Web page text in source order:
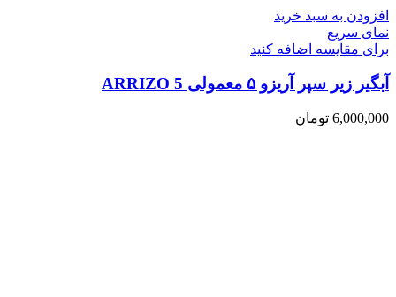
افزودن به سبد خرید
نمای سریع
برای مقایسه اضافه کنید
آبگیر زیر سپر آریزو ۵ معمولی ARRIZO 5
6,000,000 تومان